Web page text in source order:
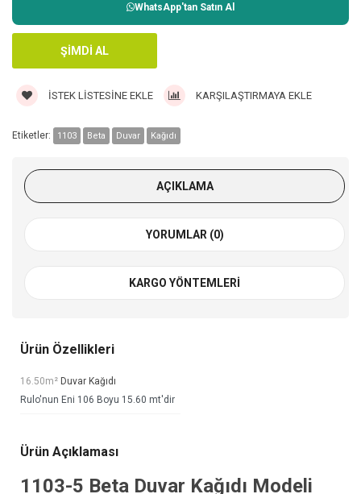
WhatsApp'tan Satın Al
İSTEK LISTESINE EKLE KARŞILAŞTIRMAYA EKLE
Etiketler: 1103 Beta Duvar Kağıdı
AÇIKLAMA
YORUMLAR (0)
KARGO YÖNTEMLERI
Ürün Özellikleri
16.50m² Duvar Kağıdı
Rulo'nun Eni 106 Boyu 15.60 mt'dir
Ürün Açıklaması
1103-5 Beta Duvar Kağıdı Modeli